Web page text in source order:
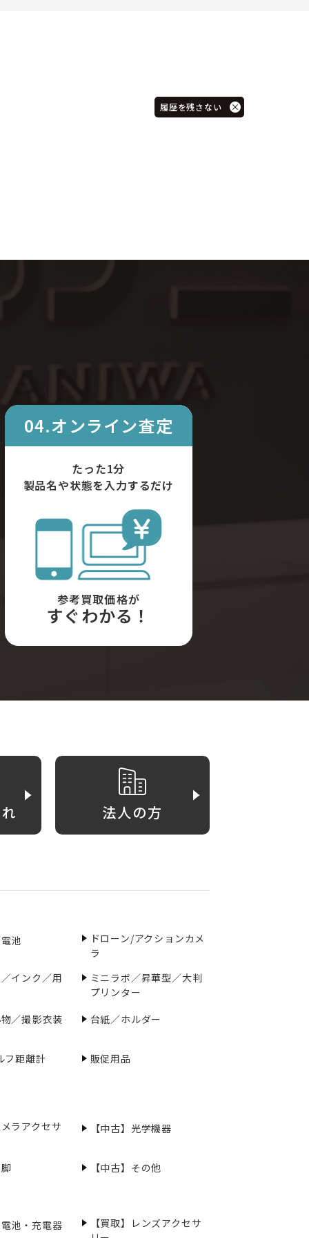
履歴を残さない
04.オンライン査定
たった1分
製品名や状態を入力するだけ
参考買取価格が
すぐわかる！
法人の方
池
ドローン/アクションカメ
ラ
インク／用
ミニラボ／昇華型／大判
プリンター
／撮影衣装
台紙／ホルダー
フ距離計 販促用品
ラアクセサ 【中古】光学機器
【中古】その他
池・充電器
【買取】レンズアクセサ